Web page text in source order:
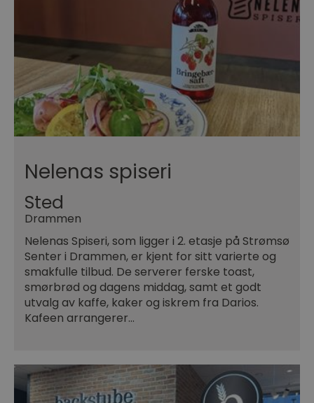
Nelenas spiseri
Sted
Drammen
Nelenas Spiseri, som ligger i 2. etasje på Strømsø
Senter i Drammen, er kjent for sitt varierte og
smakfulle tilbud. De serverer ferske toast,
smørbrød og dagens middag, samt et godt
utvalg av kaffe, kaker og iskrem fra Darios.
Kafeen arrangerer…